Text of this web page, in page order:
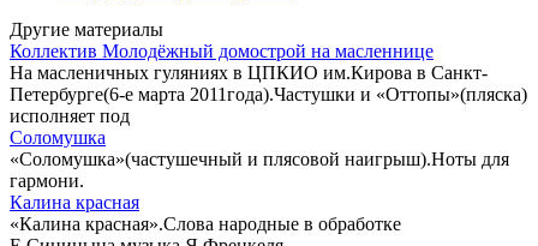
Другие материалы
Коллектив Молодёжный домострой на масленнице
На масленичных гуляниях в ЦПКИО им.Кирова в Санкт-
Петербурге(6-е марта 2011года).Частушки и «Оттопы»(пляска)
исполняет под
Соломушка
«Соломушка»(частушечный и плясовой наигрыш).Ноты для
гармони.
Калина красная
«Калина красная».Слова народные в обработке